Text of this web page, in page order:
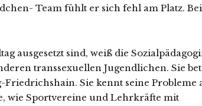
Team fühlt er sich fehl am Platz.
ausgesetzt sind, weiß die
transsexuellen Jugendlichen. Sie
Sie kennt seine Probleme
wie Sportvereine und Lehrkräfte mit